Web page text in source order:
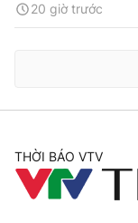
20 giờ trước
THỜI BÁO VTV